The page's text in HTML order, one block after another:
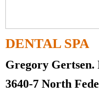
DENTAL SPA
Gregory Gertsen.
3640-7 North